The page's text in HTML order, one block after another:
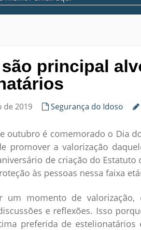
principal
de 2019 Segurança do Idoso
outubro é comemorado o Dia
promover a valorização
de criação do Estatuto
às pessoas nessa faixa
um momento de
e reflexões. Isso
preferida de estelionatários